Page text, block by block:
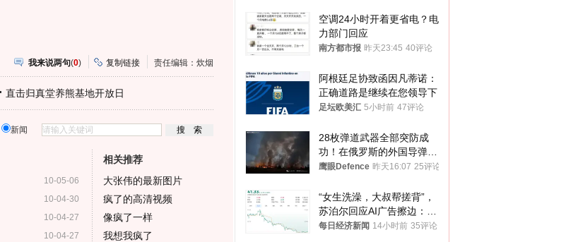
我来说两句(0) 复制链接 责任编辑：炊烟
直击归真堂养熊基地开放日
新闻
10-05-06
10-04-30
10-04-27
10-04-27
相关推荐
大张伟的最新图片
疯了的高清视频
像疯了一样
我想我疯了
空调24小时开着更省电？电
力部门回应
南方都市报 昨天23:45 40评论
阿根廷足协致函因凡蒂诺：
正确道路是继续在您领导下
足坛欧美汇 5小时前 47评论
28枚弹道武器全部突防成
功！在俄罗斯的外国导弹发
射车都是合法打击目标
鹰眼Defence 昨天16:07 25评论
“女生洗澡，大叔帮搓背”，
苏泊尔回应AI广告擦边：视
频全下架，已强化内容管理
每日经济新闻 14小时前 35评论